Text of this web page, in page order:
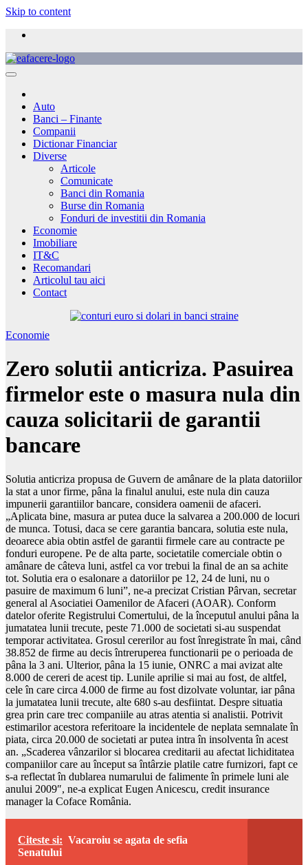
Skip to content
Auto
Banci – Finante
Companii
Dictionar Financiar
Diverse
Articole
Comunicate
Banci din Romania
Burse din Romania
Fonduri de investitii din Romania
Economie
Imobiliare
IT&C
Recomandari
Articolul tau aici
Contact
Economie
Zero solutii anticriza. Pasuirea
firmelor este o masura nula din
cauza solicitarii de garantii
bancare
Solutia anticriza propusa de Guvern de amânare de la plata datoriilor
la stat a unor firme, pâna la finalul anului, este nula din cauza
impunerii garantiilor bancare, considera oamenii de afaceri.
„Aplicata bine, masura ar putea duce la salvarea a 200.000 de locuri
de munca. Totusi, daca se cere garantia bancara, solutia este nula,
deoarece abia obtin astfel de garantii firmele care au contracte pe
fonduri europene. Pe de alta parte, societatile comerciale obtin o
amânare de câteva luni, astfel ca vor trebui la final de an sa achite
tot. Solutia era o esalonare a datoriilor pe 12, 24 de luni, nu o
pasuire de maximum 6 luni”, ne-a precizat Cristian Pârvan, secretar
general al Asociatiei Oamenilor de Afaceri (AOAR). Conform
datelor oferite Registrului Comertului, de la începutul anului pâna la
jumatatea lunii trecute, peste 71.000 de societati si-au suspendat
temporar activitatea. Grosul cererilor au fost înregistrate în mai, când
38.852 de firme au decis întreruperea functionarii pe o perioada de
pâna la 3 ani. Ulterior, pâna la 15 iunie, ONRC a mai avizat alte
8.000 de cereri de acest tip. Lunile aprilie si mai au fost, de altfel,
cele în care circa 4.000 de firme au fost dizolvate voluntar, iar pâna
la jumatatea lunii trecute, alte 680 s-au desfiintat. Despre situatia
grea prin care trec companiile au atras atentia si analistii. Potrivit
estimarilor acestora referitoare la incidentele de neplata semnalate în
piata, circa 20.000 de societati ar putea intra în insolventa în acest
an. „Scaderea vânzarilor si blocarea creditarii au afectat lichiditatea
companiilor care au început sa întârzie platile catre furnizori, fapt ce
s-a reflectat în dublarea numarului de falimente în primele luni ale
anului 2009″, ne-a explicat Eugen Anicescu, credit insurance
manager la Coface România.
Citeste si: Vacaroiu se agata de sefia
Senatului